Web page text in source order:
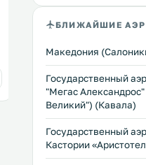
курортной деревне
Возможно размещение с
домашними животными. В 28 км
Уранополис. На прилегающей
бесплатная частная
Перейти →
БЛИЖАЙШИЕ
Македония
Государственный
"Мегас
Великий") (Кавала)
Государственный
Кастории